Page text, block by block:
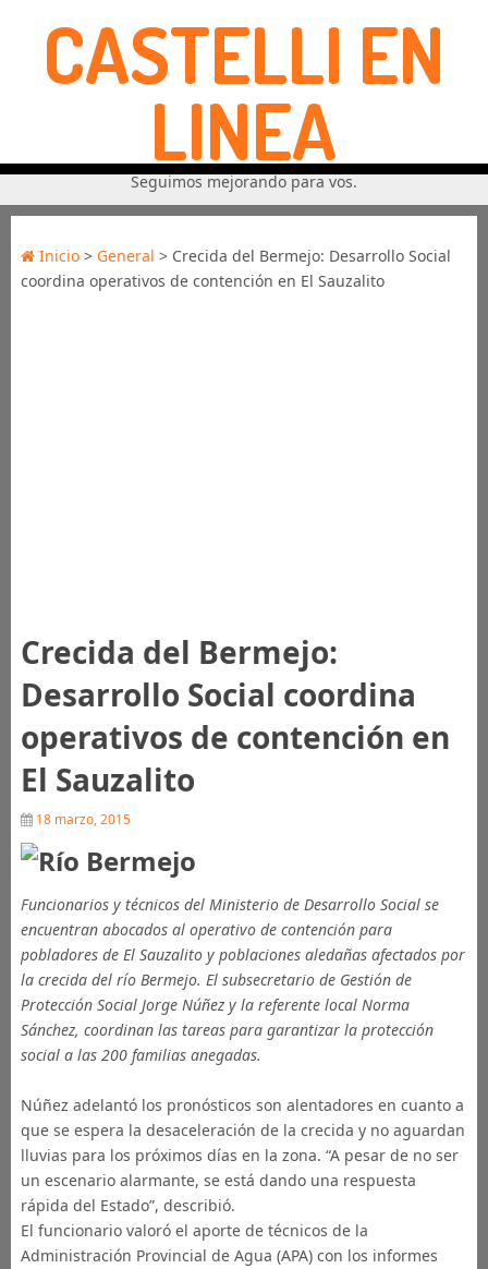
CASTELLI EN
LINEA
Seguimos mejorando para vos.
Inicio> General > Crecida del Bermejo: Desarrollo Social
coordina operativos de contención en El Sauzalito
Crecida del Bermejo:
Desarrollo Social coordina
operativos de contención en
El Sauzalito
18 marzo, 2015
Funcionarios y técnicos del Ministerio de Desarrollo Social se
encuentran abocados al operativo de contención para
pobladores de El Sauzalito y poblaciones aledañas afectados por
la crecida del río Bermejo. El subsecretario de Gestión de
Protección Social Jorge Núñez y la referente local Norma
Sánchez, coordinan las tareas para garantizar la protección
social a las 200 familias anegadas.
Núñez adelantó los pronósticos son alentadores en cuanto a
que se espera la desaceleración de la crecida y no aguardan
lluvias para los próximos días en la zona. “A pesar de no ser
un escenario alarmante, se está dando una respuesta
rápida del Estado”, describió.
El funcionario valoró el aporte de técnicos de la
Administración Provincial de Agua (APA) con los informes